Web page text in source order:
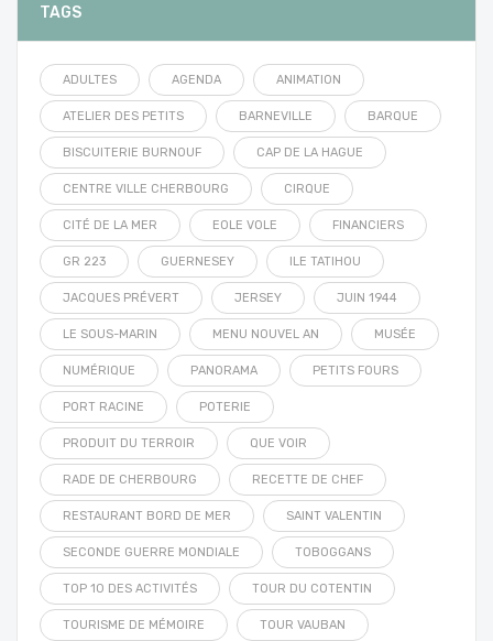
TAGS
ADULTES AGENDA ANIMATION
ATELIER DES PETITS BARNEVILLE BARQUE
BISCUITERIE BURNOUF CAP DE LA HAGUE
CENTRE VILLE CHERBOURG CIRQUE
CITÉ DE LA MER EOLE VOLE FINANCIERS
GR 223 GUERNESEY ILE TATIHOU
JACQUES PRÉVERT JERSEY JUIN 1944
LE SOUS-MARIN MENU NOUVEL AN MUSÉE
NUMÉRIQUE PANORAMA PETITS FOURS
PORT RACINE POTERIE
PRODUIT DU TERROIR QUE VOIR
RADE DE CHERBOURG RECETTE DE CHEF
RESTAURANT BORD DE MER SAINT VALENTIN
SECONDE GUERRE MONDIALE TOBOGGANS
TOP 10 DES ACTIVITÉS TOUR DU COTENTIN
TOURISME DE MÉMOIRE TOUR VAUBAN